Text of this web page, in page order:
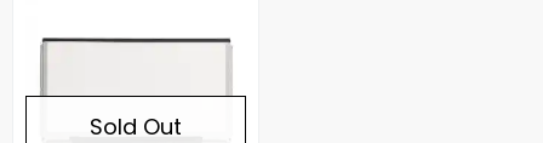
Sold Out